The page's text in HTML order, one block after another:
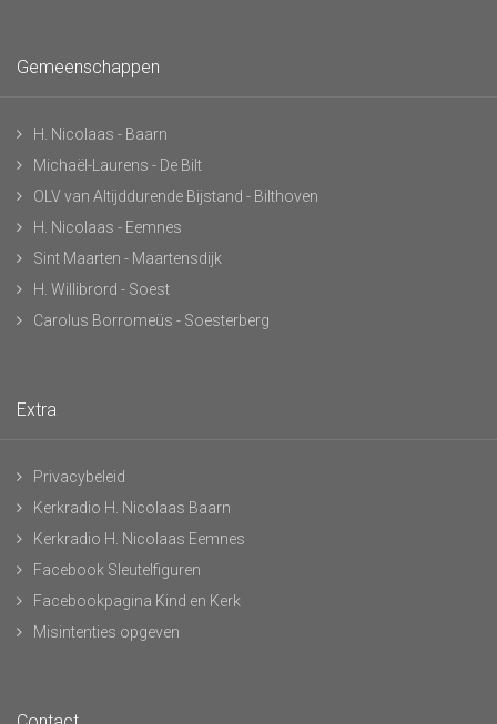
Gemeenschappen
H. Nicolaas - Baarn
Michaël-Laurens - De Bilt
OLV van Altijddurende Bijstand - Bilthoven
H. Nicolaas - Eemnes
Sint Maarten - Maartensdijk
H. Willibrord - Soest
Carolus Borromeüs - Soesterberg
Extra
Privacybeleid
Kerkradio H. Nicolaas Baarn
Kerkradio H. Nicolaas Eemnes
Facebook Sleutelfiguren
Facebookpagina Kind en Kerk
Misintenties opgeven